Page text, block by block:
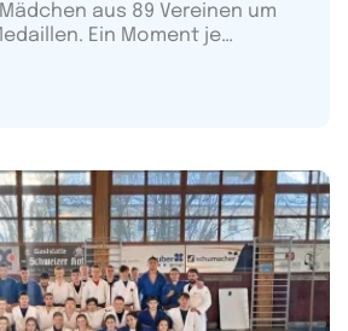
aus 89 Vereinen um
Ein Moment je…